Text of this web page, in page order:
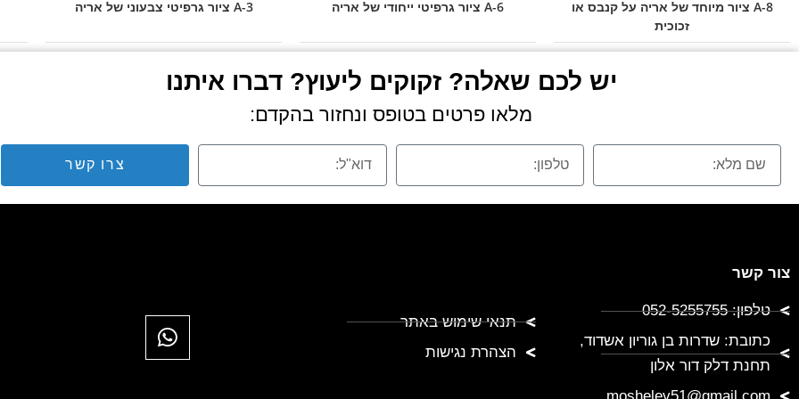
A-8 ציור מיוחד של אריה על קנבס או
זכוכית
A-6 ציור גרפיטי ייחודי של אריה A-3 ציור גרפיטי צבעוני של אריה
יש לכם שאלה? זקוקים ליעוץ? דברו איתנו
מלאו פרטים בטופס ונחזור בהקדם:
צרו קשר
צור קשר
טלפון: 052-5255755
כתובת: שדרות בן גוריון אשדוד,
תחנת דלק דור אלון
תנאי שימוש באתר
הצהרת נגישות